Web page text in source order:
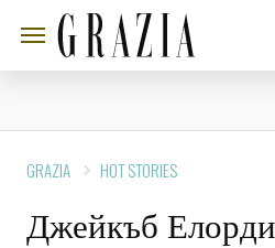
GRAZIA HOT STORIES
Джейкъб